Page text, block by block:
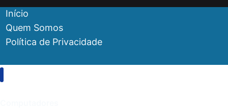
Início
Quem Somos
Política de Privacidade